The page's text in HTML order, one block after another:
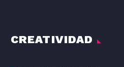
CREATIVIDAD